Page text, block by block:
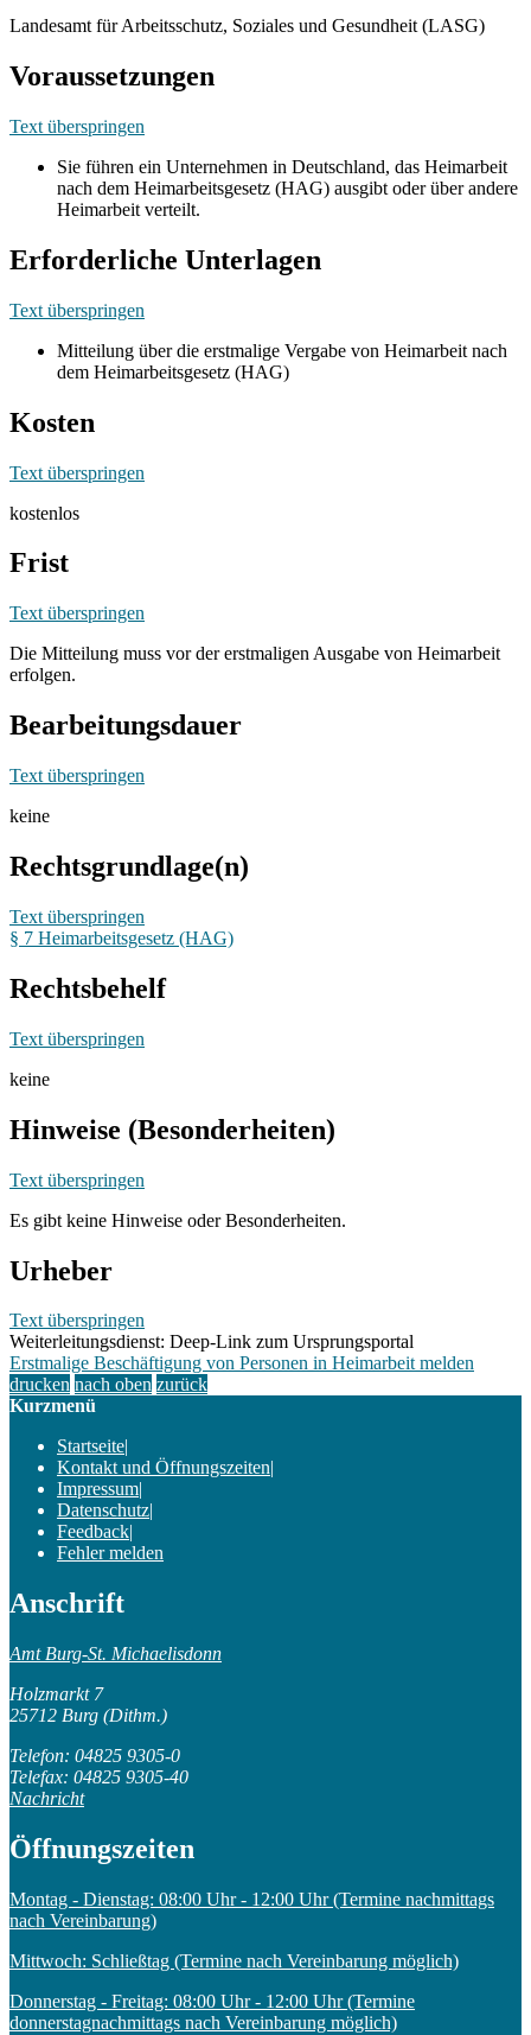
Landesamt für Arbeitsschutz, Soziales und Gesundheit (LASG)
Voraussetzungen
Text überspringen
Sie führen ein Unternehmen in Deutschland, das Heimarbeit
nach dem Heimarbeitsgesetz (HAG) ausgibt oder über andere
Heimarbeit verteilt.
Erforderliche Unterlagen
Text überspringen
Mitteilung über die erstmalige Vergabe von Heimarbeit nach
dem Heimarbeitsgesetz (HAG)
Kosten
Text überspringen
kostenlos
Frist
Text überspringen
Die Mitteilung muss vor der erstmaligen Ausgabe von Heimarbeit
erfolgen.
Bearbeitungsdauer
Text überspringen
keine
Rechtsgrundlage(n)
Text überspringen
§ 7 Heimarbeitsgesetz (HAG)
Rechtsbehelf
Text überspringen
keine
Hinweise (Besonderheiten)
Text überspringen
Es gibt keine Hinweise oder Besonderheiten.
Urheber
Text überspringen
Weiterleitungsdienst: Deep-Link zum Ursprungsportal
Erstmalige Beschäftigung von Personen in Heimarbeit melden
drucken nach oben zurück
Kurzmenü
Startseite|
Kontakt und Öffnungszeiten|
Impressum|
Datenschutz|
Feedback|
Fehler melden
Anschrift
Amt Burg-St. Michaelisdonn
Holzmarkt 7
25712 Burg (Dithm.)
Telefon: 04825 9305-0
Telefax: 04825 9305-40
Nachricht
Öffnungszeiten
Montag - Dienstag: 08:00 Uhr - 12:00 Uhr (Termine nachmittags
nach Vereinbarung)
Mittwoch: Schließtag (Termine nach Vereinbarung möglich)
Donnerstag - Freitag: 08:00 Uhr - 12:00 Uhr (Termine
donnerstagnachmittags nach Vereinbarung möglich)